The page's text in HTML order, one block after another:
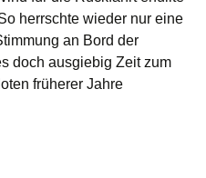
herrschte wieder nur eine
an Bord der
doch ausgiebig Zeit zum
früherer Jahre